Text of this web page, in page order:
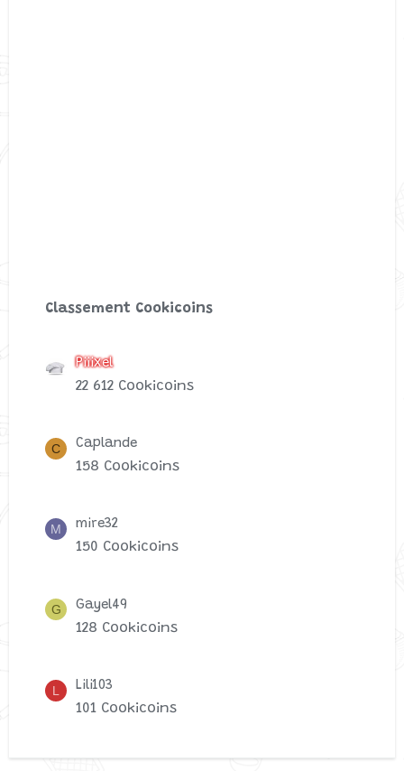
Classement Cookicoins
Piiixel
22 612 Cookicoins
C Caplande
158 Cookicoins
M mire32
150 Cookicoins
G Gayel49
128 Cookicoins
L Lili103
101 Cookicoins